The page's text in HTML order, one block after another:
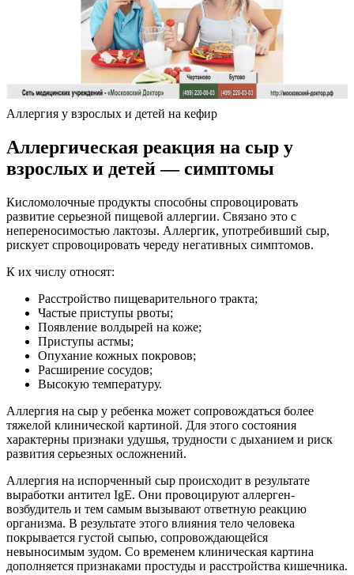
Аллергия у взрослых и детей на кефир
Аллергическая реакция на сыр у
взрослых и детей — симптомы
Кисломолочные продукты способны спровоцировать
развитие серьезной пищевой аллергии. Связано это с
непереносимостью лактозы. Аллергик, употребивший сыр,
рискует спровоцировать череду негативных симптомов.
К их числу относят:
Расстройство пищеварительного тракта;
Частые приступы рвоты;
Появление волдырей на коже;
Приступы астмы;
Опухание кожных покровов;
Расширение сосудов;
Высокую температуру.
Аллергия на сыр у ребенка может сопровождаться более
тяжелой клинической картиной. Для этого состояния
характерны признаки удушья, трудности с дыханием и риск
развития серьезных осложнений.
Аллергия на испорченный сыр происходит в результате
выработки антител IgE. Они провоцируют аллерген-
возбудитель и тем самым вызывают ответную реакцию
организма. В результате этого влияния тело человека
покрывается густой сыпью, сопровождающейся
невыносимым зудом. Со временем клиническая картина
дополняется признаками простуды и расстройства кишечника.